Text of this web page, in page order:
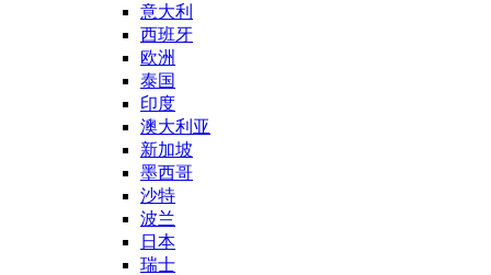
意大利
西班牙
欧洲
泰国
印度
澳大利亚
新加坡
墨西哥
沙特
波兰
日本
瑞士